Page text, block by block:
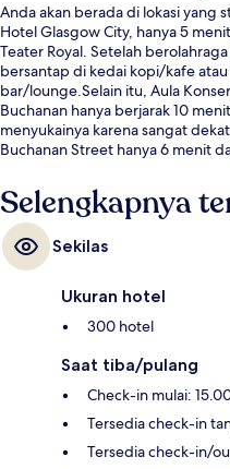
Anda akan berada di lokasi
Hotel Glasgow City, hanya 5
Teater Royal. Setelah
bersantap di kedai kopi/kafe
bar/lounge.Selain itu, Aula
Buchanan hanya berjarak 10
menyukainya karena sangat
Buchanan Street hanya 6 menit
Selengkapnya
Sekilas
Ukuran hotel
300 hotel
Saat tiba/pulang
Check-in mulai:
Tersedia check-in
Tersedia check-in/